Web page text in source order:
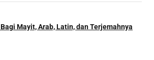
Mayit, Arab, Latin, dan Terjemahnya